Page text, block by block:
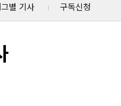
별 기사 구독신청